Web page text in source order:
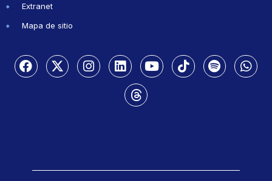
Extranet
Mapa de sitio